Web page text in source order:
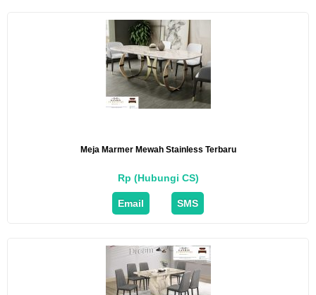
Meja Marmer Mewah Stainless Terbaru
Rp (Hubungi CS)
Email SMS